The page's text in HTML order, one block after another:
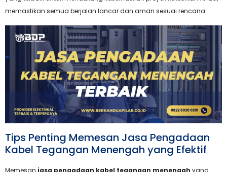
memastikan semua berjalan lancar dan aman sesuai rencana.
Tips Penting Memesan Jasa Pengadaan
Kabel Tegangan Menengah yang Efektif
Memesan jasa pengadaan kabel tegangan menengah yang